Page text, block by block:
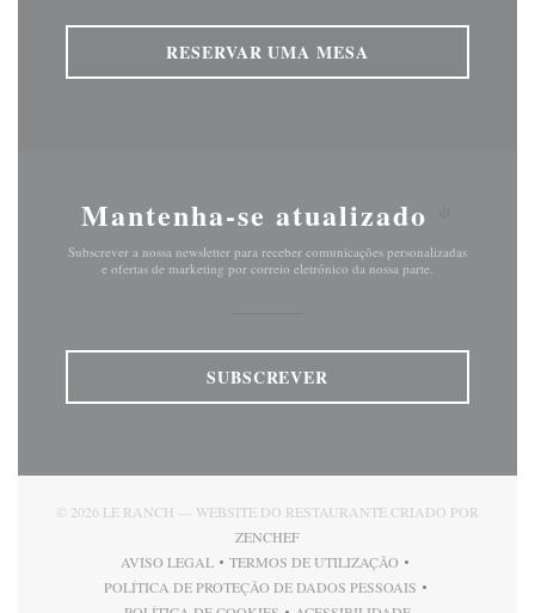
RESERVAR UMA MESA
Mantenha-se atualizado
Subscrever a nossa newsletter para receber comunicações personalizadas
e ofertas de marketing por correio eletrónico da nossa parte.
SUBSCREVER
© 2026 LE RANCH — WEBSITE DO RESTAURANTE CRIADO POR
ZENCHEF((ABRE NUMA NOVA JANELA))
AVISO LEGAL
((ABRE NUMA NOVA JANELA))
TERMOS DE UTILIZAÇÃO
((ABRE NUMA NOVA JANELA))
POLÍTICA DE PROTEÇÃO DE DADOS PESSOAIS
((ABRE NUMA NOVA JANELA))